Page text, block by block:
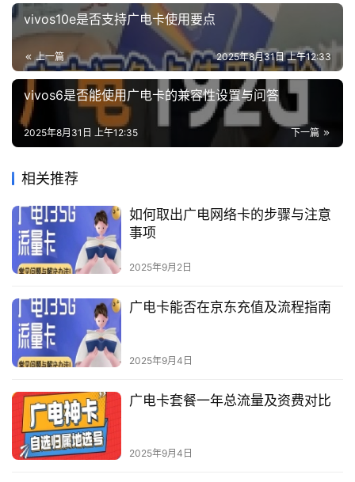
vivos10e是否支持广电卡使用要点
上一篇 2025年8月31日 上午12:33
vivos6是否能使用广电卡的兼容性设置与问答
下一篇
2025年8月31日 上午12:35
相关推荐
如何取出广电网络卡的步骤与注意
事项
2025年9月2日
广电卡能否在京东充值及流程指南
2025年9月4日
广电卡套餐一年总流量及资费对比
2025年9月4日